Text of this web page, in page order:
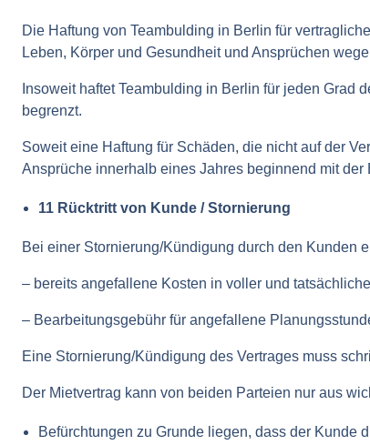
Die Haftung von Teambulding in Berlin für
Leben, Körper und Gesundheit und Ansprüchen
Insoweit haftet Teambulding in Berlin für jeden
begrenzt.
Soweit eine Haftung für Schäden, die nicht auf der
Ansprüche innerhalb eines Jahres beginnend mit der
11 Rücktritt von Kunde / Stornierung
Bei einer Stornierung/Kündigung durch den Kunden
– bereits angefallene Kosten in voller und
– Bearbeitungsgebühr für angefallene
Eine Stornierung/Kündigung des Vertrages muss
Der Mietvertrag kann von beiden Parteien nur aus
Befürchtungen zu Grunde liegen, dass der Kunde